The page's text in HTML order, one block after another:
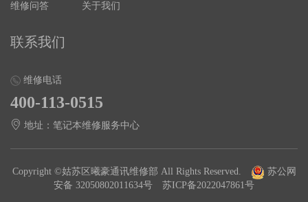
维修问答 关于我们
联系我们
维修电话
400-113-0515
地址：笔记本维修服务中心
Copyright ©姑苏区曦豪通讯维修部 All Rights Reserved.
苏公网
安备 32050802011634号
苏ICP备2022047861号